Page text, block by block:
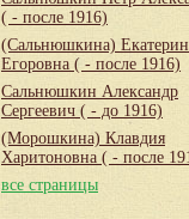
( - после 1916)
(Сальнюшкина)
Егоровна ( - после 1916)
Сальнюшкин Александр
Сергеевич ( - до 1916)
(Морошкина) Клавдия
Харитоновна ( - после
все страницы